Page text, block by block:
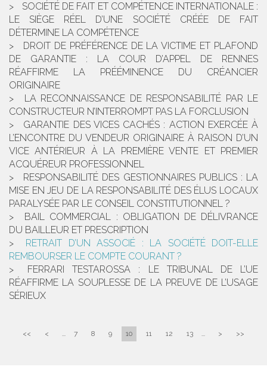
SOCIÉTÉ DE FAIT ET COMPÉTENCE INTERNATIONALE :
LE SIÈGE RÉEL D’UNE SOCIÉTÉ CRÉÉE DE FAIT
DÉTERMINE LA COMPÉTENCE
DROIT DE PRÉFÉRENCE DE LA VICTIME ET PLAFOND
DE GARANTIE : LA COUR D’APPEL DE RENNES
RÉAFFIRME LA PRÉÉMINENCE DU CRÉANCIER
ORIGINAIRE
LA RECONNAISSANCE DE RESPONSABILITÉ PAR LE
CONSTRUCTEUR N’INTERROMPT PAS LA FORCLUSION
GARANTIE DES VICES CACHÉS : ACTION EXERCÉE À
L’ENCONTRE DU VENDEUR ORIGINAIRE À RAISON D’UN
VICE ANTÉRIEUR À LA PREMIÈRE VENTE ET PREMIER
ACQUÉREUR PROFESSIONNEL
RESPONSABILITÉ DES GESTIONNAIRES PUBLICS : LA
MISE EN JEU DE LA RESPONSABILITÉ DES ÉLUS LOCAUX
PARALYSÉE PAR LE CONSEIL CONSTITUTIONNEL ?
BAIL COMMERCIAL : OBLIGATION DE DÉLIVRANCE
DU BAILLEUR ET PRESCRIPTION
RETRAIT D’UN ASSOCIÉ : LA SOCIÉTÉ DOIT-ELLE
REMBOURSER LE COMPTE COURANT ?
FERRARI TESTAROSSA : LE TRIBUNAL DE L’UE
RÉAFFIRME LA SOUPLESSE DE LA PREUVE DE L’USAGE
SÉRIEUX
<< < ... 7 8 9 10 11 12 13 ... > >>